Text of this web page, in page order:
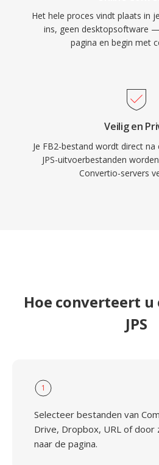
Het hele proces vindt plaats in
ins, geen desktopsoftware
pagina en begin met
Veilig en
Je FB2-bestand wordt direct
JPS-uitvoerbestanden
Convertio-servers
Hoe converteert u
JPS
1
Selecteer bestanden van
Drive, Dropbox, URL of door
naar de pagina.